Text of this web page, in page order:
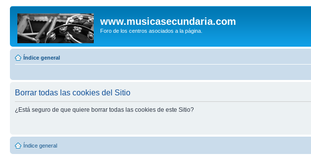
www.musicasecundaria.com
Foro de los centros asociados a la página.
Índice general
Borrar todas las cookies del Sitio
¿Está seguro de que quiere borrar todas las cookies de este Sitio?
Índice general